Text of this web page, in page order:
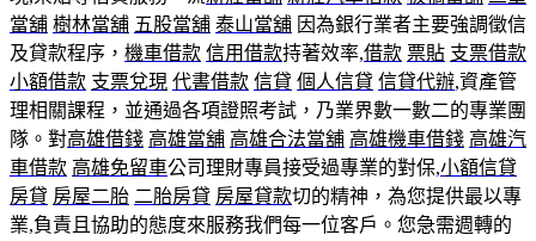
當舖 樹林當舖 五股當舖 泰山當舖 因為銀行業者主要強調徵信
及貸款程序， 機車借款 信用借款持著效率,借款 票貼 支票借款
小額借款 支票兌現 代書借款 信貸 個人信貸 信貸代辦,資產管
理相關課程，並通過各項證照考試，乃業界數一數二的專業團
隊。對高雄借錢 高雄當舖 高雄合法當舖 高雄機車借錢 高雄汽
車借款 高雄免留車公司理財專員接受過專業的對保,小額信貸
房貸 房屋二胎 二胎房貸 房屋貸款切的精神，為您提供最以專
業,負責且協助的態度來服務我們每一位客戶。您急需週轉的